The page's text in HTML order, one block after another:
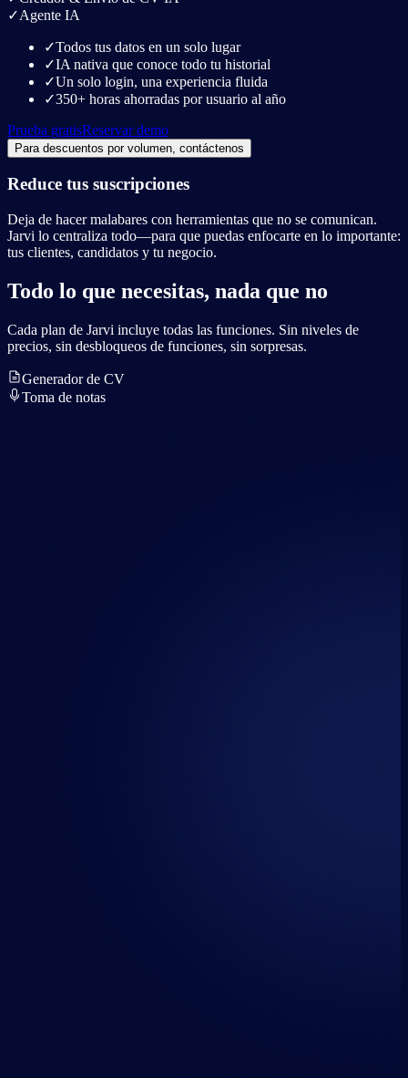
✓Agente IA
✓Todos tus datos en un solo lugar
✓IA nativa que conoce todo tu historial
✓Un solo login, una experiencia fluida
✓350+ horas ahorradas por usuario al año
Prueba gratisReservar demo
Para descuentos por volumen, contáctenos
Reduce tus suscripciones
Deja de hacer malabares con herramientas que no se comunican.
Jarvi lo centraliza todo—para que puedas enfocarte en lo importante:
tus clientes, candidatos y tu negocio.
Todo lo que necesitas, nada que no
Cada plan de Jarvi incluye todas las funciones. Sin niveles de
precios, sin desbloqueos de funciones, sin sorpresas.
Generador de CV
Toma de notas